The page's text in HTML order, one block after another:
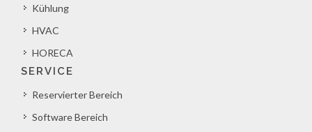
Kühlung
HVAC
HORECA
SERVICE
Reservierter Bereich
Software Bereich